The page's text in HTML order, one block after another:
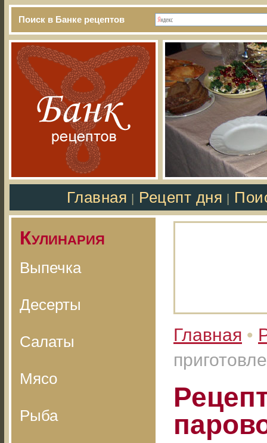
Поиск в Банке рецептов
Главная Рецепт дня
Кулинария
Выпечка
Десерты
Салаты
Мясо
Рыба
Главная •